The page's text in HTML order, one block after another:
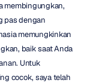
membingungkan,
pas dengan
memungkinkan
baik saat Anda
Untuk
cocok, saya telah